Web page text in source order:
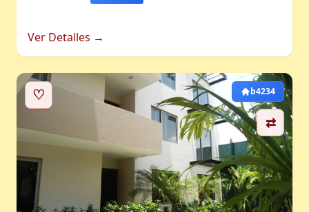
Ver Detalles →
♡
⇄
b4234